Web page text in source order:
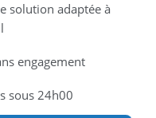
solution adaptée à
engagement
sous 24h00